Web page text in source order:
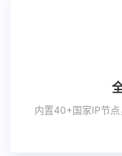
内置40+国家IP节